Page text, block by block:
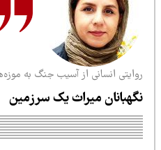
انسانی از آسیب جنگ به موزه‌ها و
میراث یک سرزمین